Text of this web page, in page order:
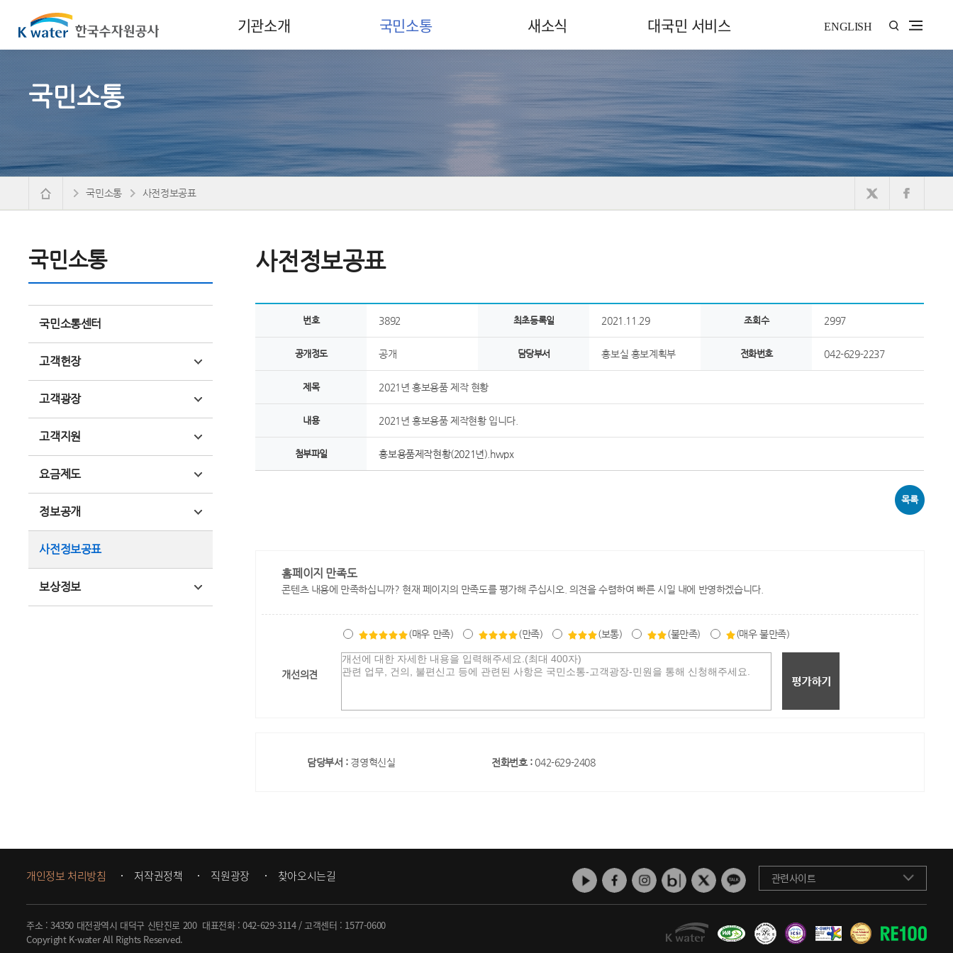
기관소개 국민소통 새소식 대국민 서비스 ENGLISH
국민소통
국민소통
국민소통센터
고객헌장
고객광장
고객지원
요금제도
정보공개
사전정보공표
보상정보
국민소통 사전정보공표
사전정보공표
번호 3892 최초등록일 2021.11.29 조회수 2997
공개정도 공개 담당부서 홍보실 홍보계획부 전화번호 042-629-2237
제목 2021년 홍보용품 제작 현황
내용 2021년 홍보용품 제작현황 입니다.
첨부파일 홍보용품제작현황(2021년).hwpx
목록
홈페이지 만족도
콘텐츠 내용에 만족하십니까? 현재 페이지의 만족도를 평가해 주십시오. 의견을 수렴하여 빠른 시일 내에 반영하겠습니다.
(매우 만족) (만족) (보통) (불만족) (매우 불만족)
개선의견
담당부서 : 경영혁신실 전화번호 : 042-629-2408
개인정보 처리방침 저작권정책 직원광장 찾아오시는길 관련사이트
주소 : 34350 대전광역시 대덕구 신탄진로 200 대표전화 :042-629-3114/ 고객센터 : 1577-0600
Copyright K-water All Rights Reserved.